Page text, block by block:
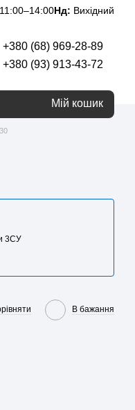
11:00–14:00Нд: Вихідний
+380 (68) 969-28-89
+380 (93) 913-43-72
Мій кошик
3CУ
В бажання